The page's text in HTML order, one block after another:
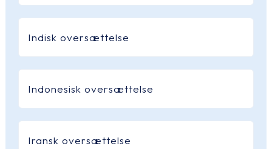
Indisk oversættelse
Indonesisk oversættelse
Iransk oversættelse